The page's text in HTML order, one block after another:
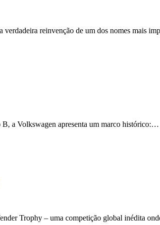
reinvenção de um dos nomes mais
B, a Volkswagen apresenta um marco histórico:…
Trophy – uma competição global inédita